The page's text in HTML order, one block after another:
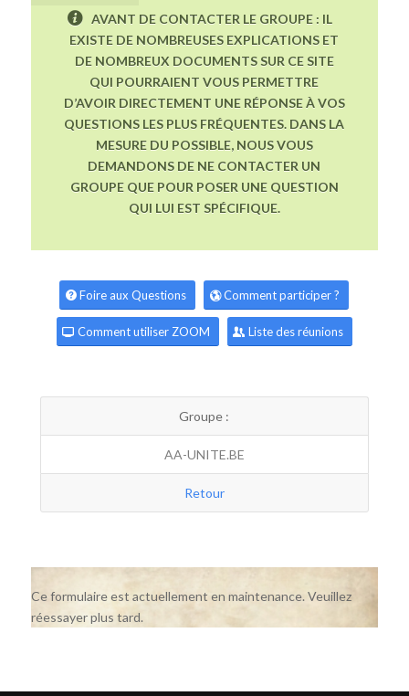
AVANT DE CONTACTER LE GROUPE : IL
EXISTE DE NOMBREUSES EXPLICATIONS ET
DE NOMBREUX DOCUMENTS SUR CE SITE
QUI POURRAIENT VOUS PERMETTRE
D’AVOIR DIRECTEMENT UNE RÉPONSE À VOS
QUESTIONS LES PLUS FRÉQUENTES. DANS LA
MESURE DU POSSIBLE, NOUS VOUS
DEMANDONS DE NE CONTACTER UN
GROUPE QUE POUR POSER UNE QUESTION
QUI LUI EST SPÉCIFIQUE.
Foire aux Questions Comment participer ?
Comment utiliser ZOOM Liste des réunions
Groupe :
AA-UNITE.BE
Retour
Ce formulaire est actuellement en maintenance. Veuillez
réessayer plus tard.